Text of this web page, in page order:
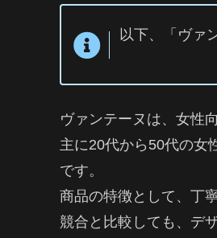
以下、「ヴァ
ヴァンテーヌは、女性
主に20代から50代の女
です。
商品の特徴として、丁
競合と比較しても、デ